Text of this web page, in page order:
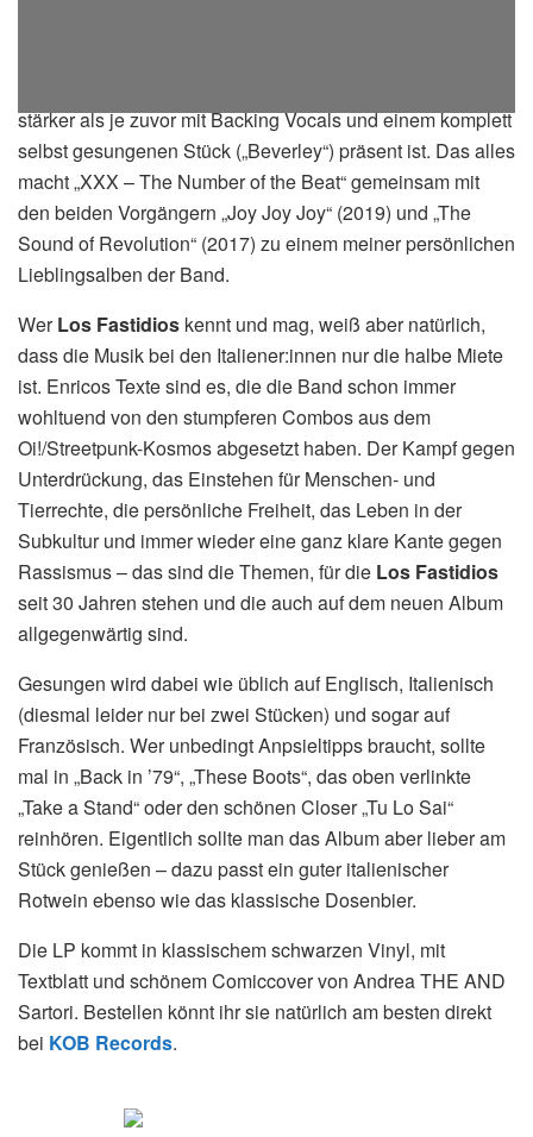
stärker als je zuvor mit Backing Vocals und einem komplett
selbst gesungenen Stück („Beverley“) präsent ist. Das alles
macht „XXX – The Number of the Beat“ gemeinsam mit
den beiden Vorgängern „Joy Joy Joy“ (2019) und „The
Sound of Revolution“ (2017) zu einem meiner persönlichen
Lieblingsalben der Band.
WerLos Fastidios kennt und mag, weiß aber natürlich,
dass die Musik bei den Italiener:innen nur die halbe Miete
ist. Enricos Texte sind es, die die Band schon immer
wohltuend von den stumpferen Combos aus dem
Oi!/Streetpunk-Kosmos abgesetzt haben. Der Kampf gegen
Unterdrückung, das Einstehen für Menschen- und
Tierrechte, die persönliche Freiheit, das Leben in der
Subkultur und immer wieder eine ganz klare Kante gegen
Rassismus – das sind die Themen, für die Los Fastidios
seit 30 Jahren stehen und die auch auf dem neuen Album
allgegenwärtig sind.
Gesungen wird dabei wie üblich auf Englisch, Italienisch
(diesmal leider nur bei zwei Stücken) und sogar auf
Französisch. Wer unbedingt Anpsieltipps braucht, sollte
mal in „Back in ’79“, „These Boots“, das oben verlinkte
„Take a Stand“ oder den schönen Closer „Tu Lo Sai“
reinhören. Eigentlich sollte man das Album aber lieber am
Stück genießen – dazu passt ein guter italienischer
Rotwein ebenso wie das klassische Dosenbier.
Die LP kommt in klassischem schwarzen Vinyl, mit
Textblatt und schönem Comiccover von Andrea THE AND
Sartori. Bestellen könnt ihr sie natürlich am besten direkt
bei KOB Records.